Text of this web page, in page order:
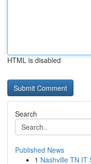
HTML is disabled
Search
Published News
1 Nashville TN IT